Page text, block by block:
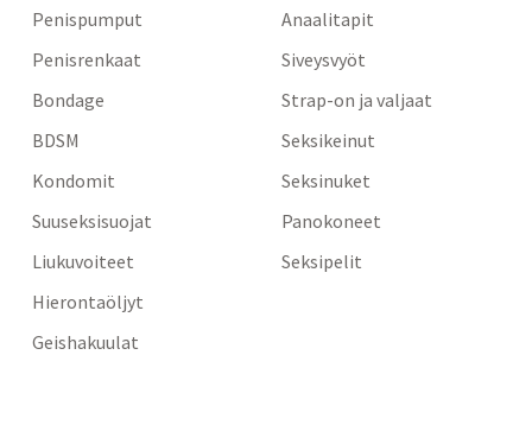
Penispumput
Penisrenkaat
Bondage
BDSM
Kondomit
Suuseksisuojat
Liukuvoiteet
Hierontaöljyt
Geishakuulat
Anaalitapit
Siveysvyöt
Strap-on ja valjaat
Seksikeinut
Seksinuket
Panokoneet
Seksipelit